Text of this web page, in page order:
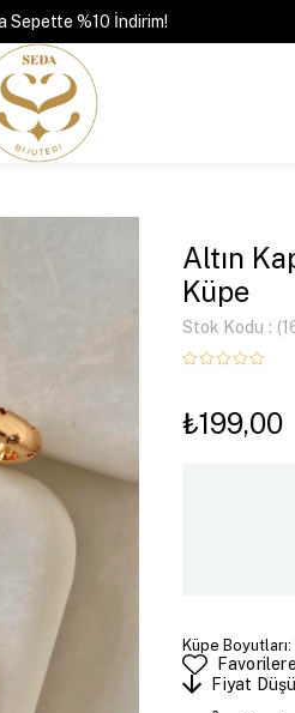
Sepette %10 İndirim!
Altın
Küpe
Stok Kodu
₺199,00
Küpe Boyutları:
Fiyat